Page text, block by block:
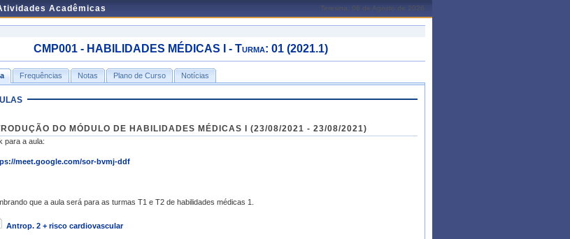
Acadêmicas Teresina, 06 de Agosto de 2026
CMP001 - HABILIDADES MÉDICAS I - Turma: 01 (2021.1)
Frequências Notas Plano de Curso Notícias
DO MÓDULO DE HABILIDADES MÉDICAS I (23/08/2021 - 23/08/2021)
para a aula:
meet.google.com/sor-bvmj-ddf
que a aula será para as turmas T1 e T2 de habilidades médicas 1.
Antrop. 2 + risco cardiovascular